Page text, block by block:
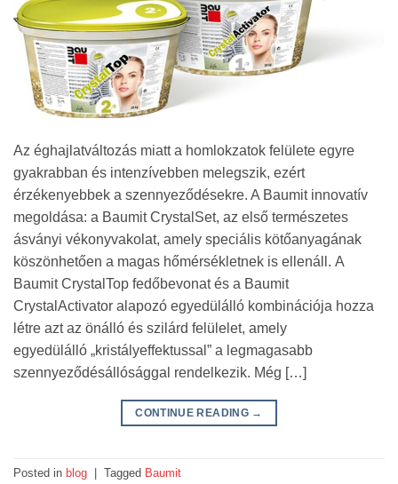
Az éghajlatváltozás miatt a homlokzatok felülete egyre
gyakrabban és intenzívebben melegszik, ezért
érzékenyebbek a szennyeződésekre. A Baumit innovatív
megoldása: a Baumit CrystalSet, az első természetes
ásványi vékonyvakolat, amely speciális kötőanyagának
köszönhetően a magas hőmérsékletnek is ellenáll. A
Baumit CrystalTop fedőbevonat és a Baumit
CrystalActivator alapozó egyedülálló kombinációja hozza
létre azt az önálló és szilárd felülelet, amely
egyedülálló „kristályeffektussal” a legmagasabb
szennyeződésállósággal rendelkezik. Még […]
CONTINUE READING →
Posted in blog Tagged Baumit